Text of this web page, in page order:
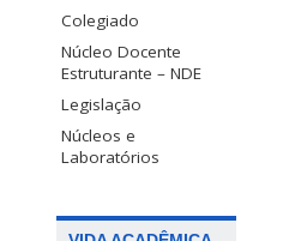
Colegiado
Núcleo Docente
Estruturante – NDE
Legislação
Núcleos e
Laboratórios